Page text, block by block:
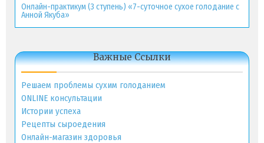
Онлайн-практикум (3 ступень) «7-суточное сухое голодание с
Анной Якуба»
Важные Ссылки
Решаем проблемы сухим голоданием
ONLINE консультации
Истории успеха
Рецепты сыроедения
Онлайн-магазин здоровья